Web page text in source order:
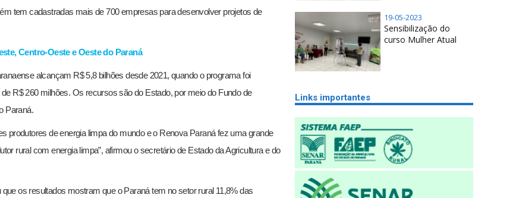
tem cadastradas mais de 700 empresas para desenvolver projetos de
Centro-Oeste e Oeste do Paraná
alcançam R$ 5,8 bilhões desde 2021, quando o programa foi
R$ 260 milhões. Os recursos são do Estado, por meio do Fundo de
Paraná.
de energia limpa do mundo e o Renova Paraná fez uma grande
rural com energia limpa”, afirmou o secretário de Estado da Agricultura e do
os resultados mostram que o Paraná tem no setor rural 11,8% das
19-05-2023
Sensibilização do
curso Mulher Atual
Links importantes